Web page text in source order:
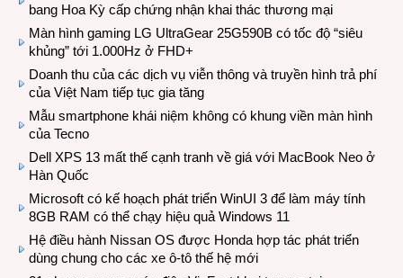
bang Hoa Kỳ cấp chứng nhận khai thác thương mại
Màn hình gaming LG UltraGear 25G590B có tốc độ “siêu
khủng” tới 1.000Hz ở FHD+
Doanh thu của các dịch vụ viễn thông và truyền hình trả phí
của Việt Nam tiếp tục gia tăng
Mẫu smartphone khái niệm không có khung viền màn hình
của Tecno
Dell XPS 13 mất thế cạnh tranh về giá với MacBook Neo ở
Hàn Quốc
Microsoft có kế hoạch phát triển WinUI 3 để làm máy tính
8GB RAM có thể chạy hiệu quả Windows 11
Hệ điều hành Nissan OS được Honda hợp tác phát triển
dùng chung cho các xe ô-tô thế hệ mới